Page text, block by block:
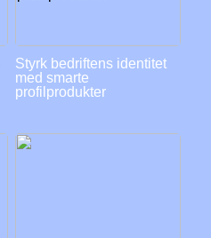
Styrk bedriftens identitet
med smarte
profilprodukter